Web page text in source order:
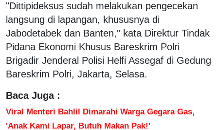
"Dittipideksus sudah melakukan pengecekan
langsung di lapangan, khususnya di
Jabodetabek dan Banten," kata Direktur Tindak
Pidana Ekonomi Khusus Bareskrim Polri
Brigadir Jenderal Polisi Helfi Assegaf di Gedung
Bareskrim Polri, Jakarta, Selasa.
Baca Juga :
Viral Menteri Bahlil Dimarahi Warga Gegara Gas,
'Anak Kami Lapar, Butuh Makan Pak!'